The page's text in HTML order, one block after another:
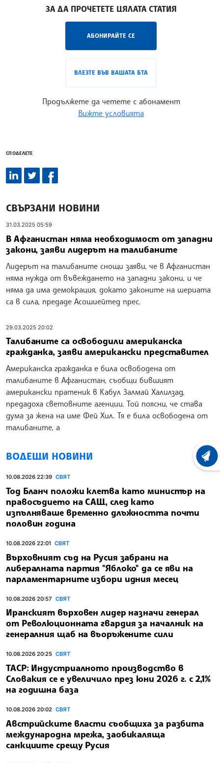
ЗА ДА ПРОЧЕТЕТЕ ЦЯЛАТА СТАТИЯ
АБОНИРАЙТЕ СЕ
ВЛЕЗТЕ ВЪВ ВАШАТА БТА
Продължете да четете с абонамент
Вижте условията
СПОДЕЛЕТЕ
СВЪРЗАНИ НОВИНИ
31.03.2025 05:59
В Афганистан няма необходимост от западни
закони, заяви лидерът на талибаните
Лидерът на талибаните снощи заяви, че в Афганистан
няма нужда от въвеждането на западни закони, и че
няма да има демокрация, докато законите на шериата
са в сила, предаде Асошиейтед прес.
29.03.2025 20:02
Талибаните са освободили американска
гражданка, заяви американски представител
Американска гражданка е била освободена от
талибаните в Афганистан, съобщи бившият
американски пратеник в Кабул Залмай Халилзад,
предадоха световните агенции. Той поясни, че става
дума за жена на име Фей Хил. Тя е била освободена от
талибаните, а
ВОДЕЩИ НОВИНИ
10.08.2026 22:39 СВЯТ
Тод Бланч положи клетва като министър на
правосъдието на САЩ, след като
изпълняваше временно длъжността почти
половин година
10.08.2026 22:01 СВЯТ
Върховният съд на Русия забрани на
либералната партия "Яблоко" да се яви на
парламентарните избори идния месец
10.08.2026 20:57 СВЯТ
Иранският върховен лидер назначи генерал
от Революционната гвардия за началник на
генералния щаб на въоръжените сили
10.08.2026 20:25 СВЯТ
ТАСР: Индустриалното производство в
Словакия се е увеличило през юни 2026 г. с 2,1%
на годишна база
10.08.2026 20:02 СВЯТ
Австрийските власти съобщиха за разбита
международна мрежа, заобикаляща
санкциите срещу Русия